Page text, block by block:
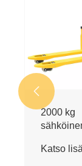
2000 kg
Katso
